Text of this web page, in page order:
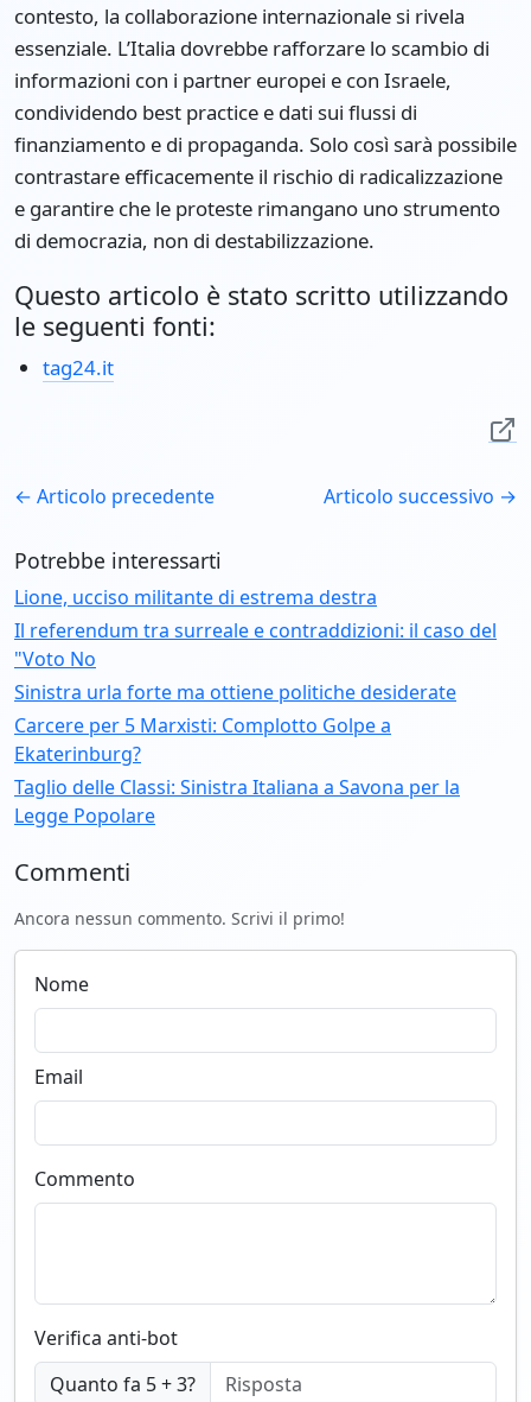
contesto, la collaborazione internazionale si rivela
essenziale. L’Italia dovrebbe rafforzare lo scambio di
informazioni con i partner europei e con Israele,
condividendo best practice e dati sui flussi di
finanziamento e di propaganda. Solo così sarà possibile
contrastare efficacemente il rischio di radicalizzazione
e garantire che le proteste rimangano uno strumento
di democrazia, non di destabilizzazione.
Questo articolo è stato scritto utilizzando
le seguenti fonti:
tag24.it
← Articolo precedente Articolo successivo →
Potrebbe interessarti
Lione, ucciso militante di estrema destra
Il referendum tra surreale e contraddizioni: il caso del
"Voto No
Sinistra urla forte ma ottiene politiche desiderate
Carcere per 5 Marxisti: Complotto Golpe a
Ekaterinburg?
Taglio delle Classi: Sinistra Italiana a Savona per la
Legge Popolare
Commenti
Ancora nessun commento. Scrivi il primo!
Nome
Email
Commento
Verifica anti-bot
Quanto fa 5 + 3?